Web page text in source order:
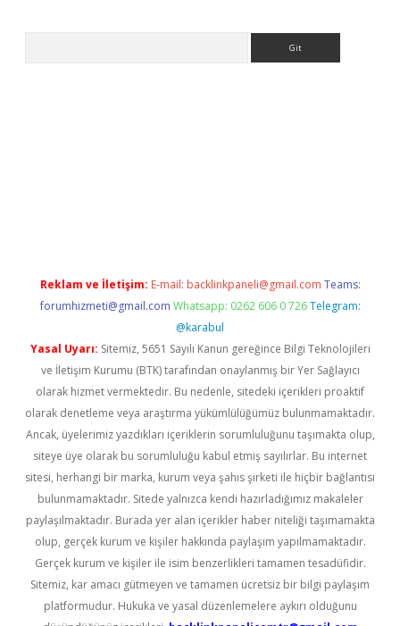
Reklam ve İletişim: E-mail: backlinkpaneli@gmail.com Teams:
forumhizmeti@gmail.com Whatsapp: 0262 606 0 726 Telegram:
@karabul
Yasal Uyarı: Sitemiz, 5651 Sayılı Kanun gereğince Bilgi Teknolojileri
ve İletişim Kurumu (BTK) tarafından onaylanmış bir Yer Sağlayıcı
olarak hizmet vermektedir. Bu nedenle, sitedeki içerikleri proaktif
olarak denetleme veya araştırma yükümlülüğümüz bulunmamaktadır.
Ancak, üyelerimiz yazdıkları içeriklerin sorumluluğunu taşımakta olup,
siteye üye olarak bu sorumluluğu kabul etmiş sayılırlar. Bu internet
sitesi, herhangi bir marka, kurum veya şahıs şirketi ile hiçbir bağlantısı
bulunmamaktadır. Sitede yalnızca kendi hazırladığımız makaleler
paylaşılmaktadır. Burada yer alan içerikler haber niteliği taşımamakta
olup, gerçek kurum ve kişiler hakkında paylaşım yapılmamaktadır.
Gerçek kurum ve kişiler ile isim benzerlikleri tamamen tesadüfidir.
Sitemiz, kar amacı gütmeyen ve tamamen ücretsiz bir bilgi paylaşım
platformudur. Hukuka ve yasal düzenlemelere aykırı olduğunu